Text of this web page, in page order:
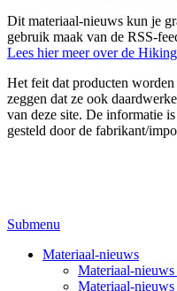
Dit materiaal-nieuws kun je
gebruik maak van de RSS-
Lees hier meer over de
Het feit dat producten
zeggen dat ze ook
van deze site. De informatie
gesteld door de fabrikant/
Submenu
Materiaal-nieuws
Materiaal-
Materiaal-